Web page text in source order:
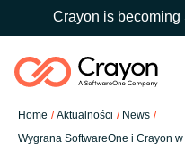
Crayon is becoming
Home Aktualności
News
Wygrana SoftwareOne i Crayon
Szukaj
Nasze usługi